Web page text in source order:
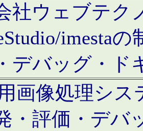
社ウェブテク
imesta
デバッグ・ド
画像処理シ
・評価・デバ